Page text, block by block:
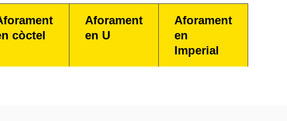
còctel
Aforament
en U
Aforament
en
Imperial